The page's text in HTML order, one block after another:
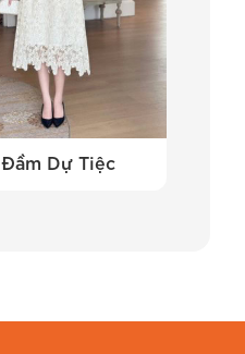
Đầm Dự Tiệc